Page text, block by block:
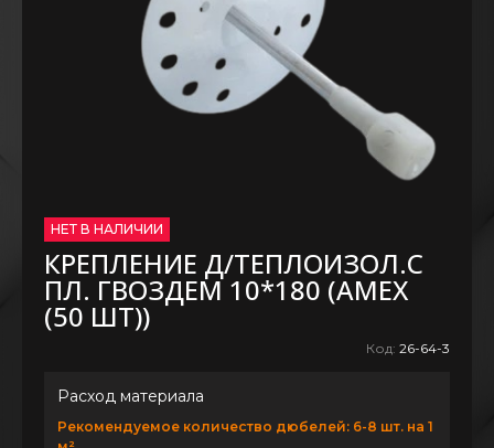
НЕТ В НАЛИЧИИ
КРЕПЛЕНИЕ Д/ТЕПЛОИЗОЛ.С
ПЛ. ГВОЗДЕМ 10*180 (AMEX
(50 ШТ))
Код: 26-64-3
Расход материала
Рекомендуемое количество дюбелей: 6-8 шт. на 1